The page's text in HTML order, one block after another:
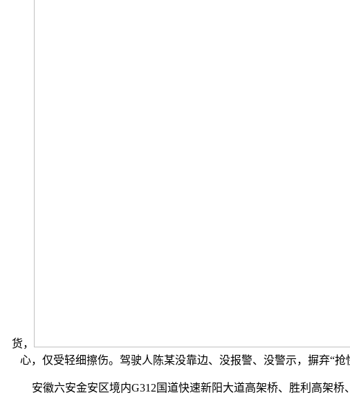
货，
心，仅受轻细擦伤。驾驶人陈某没靠边、没报警、没警示，摒弃“
安徽六安金安区境内G312国道快速新阳大道高架桥、胜利高架桥